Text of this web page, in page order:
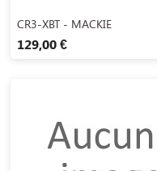
Aperçu rapide
CR3-XBT - MACKIE
129,00 €